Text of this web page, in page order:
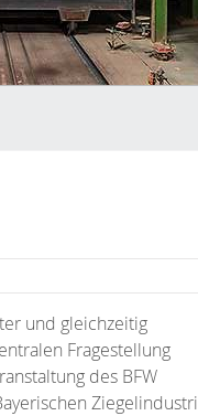
und gleichzeitig
Fragestellung
des BFW